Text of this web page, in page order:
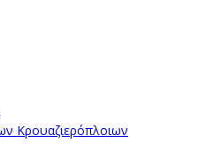
Κρουαζιερόπλοιων